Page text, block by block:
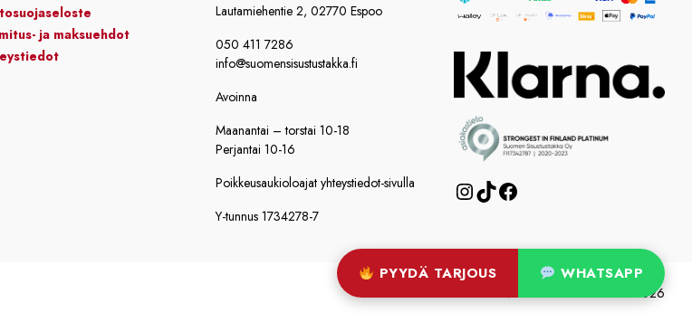
ja maksuehdot
Lautamiehentie 2, 02770 Espoo
050 411 7286
info@suomensisustustakka.fi
Avoinna
Maanantai – torstai 10-18
Perjantai 10-16
Poikkeusaukioloajat yhteystiedot-sivulla
Y-tunnus 1734278-7
Instagram
TikTok
© Suomen Sisustustakka 2026
PYYDÄ TARJOUS WHATSAPP